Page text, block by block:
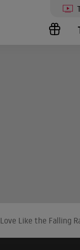
Love Like the Falling